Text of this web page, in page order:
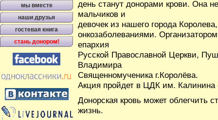
мы вместе
наши друзья
гостевая книга
стань донором!
день станут донорами крови. Она
мальчиков и
девочек из нашего города
онкозаболеваниями.
епархия
Русской Православной Церкви,
Владимира
Священномученика г.Королёва.
Акция пройдет в ЦДК им. Калинина
Донорская кровь может облегчить
жизнь.